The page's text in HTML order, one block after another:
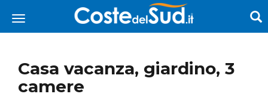
Casa vacanza, giardino, 3
camere